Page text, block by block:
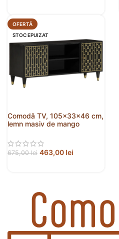
OFERTĂ
STOC EPUIZAT
Comodă TV, 105x33x46 cm,
lemn masiv de mango
675,00lei 463,00 lei